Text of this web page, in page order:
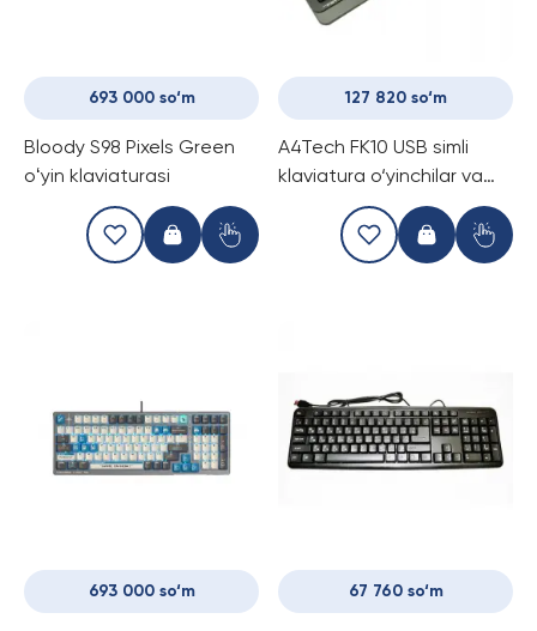
693 000 so‘m
Bloody S98 Pixels Green
oʻyin klaviaturasi
127 820 so‘m
A4Tech FK10 USB simli
klaviatura o‘yinchilar va
ofis foydalanuvchilari
uchun qulay va ishonchli
variantdir
693 000 so‘m 67 760 so‘m